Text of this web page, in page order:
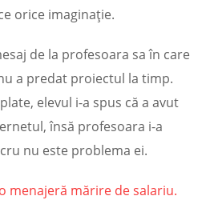
orice imaginație.
de la profesoara sa în care
a predat proiectul la timp.
elevul i-a spus că a avut
însă profesoara i-a
nu este problema ei.
menajeră mărire de salariu.